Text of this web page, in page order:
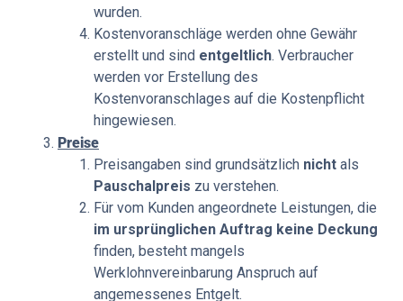
wurden.
Kostenvoranschläge werden ohne Gewähr
erstellt und sind entgeltlich. Verbraucher
werden vor Erstellung des
Kostenvoranschlages auf die Kostenpflicht
hingewiesen.
Preise
Preisangaben sind grundsätzlich nicht als
Pauschalpreis zu verstehen.
Für vom Kunden angeordnete Leistungen, die
im ursprünglichen Auftrag keine Deckung
finden, besteht mangels
Werklohnvereinbarung Anspruch auf
angemessenes Entgelt.